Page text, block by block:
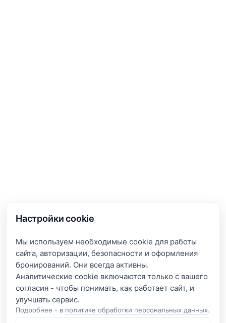
Настройки cookie
Мы используем необходимые cookie для работы
сайта, авторизации, безопасности и оформления
бронирований. Они всегда активны.
Аналитические cookie включаются только с вашего
согласия - чтобы понимать, как работает сайт, и
Подробнее - в политике обработки персональных данных.